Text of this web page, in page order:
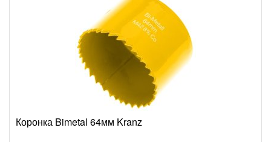
Коронка Bimetal 64мм Kranz